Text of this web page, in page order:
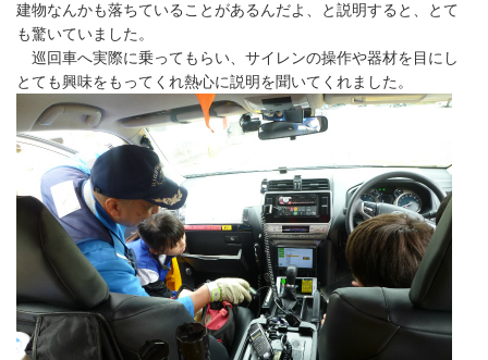
建物なんかも落ちていることがあるんだよ、と説明すると、とて
も驚いていました。
巡回車へ実際に乗ってもらい、サイレンの操作や器材を目にし
とても興味をもってくれ熱心に説明を聞いてくれました。